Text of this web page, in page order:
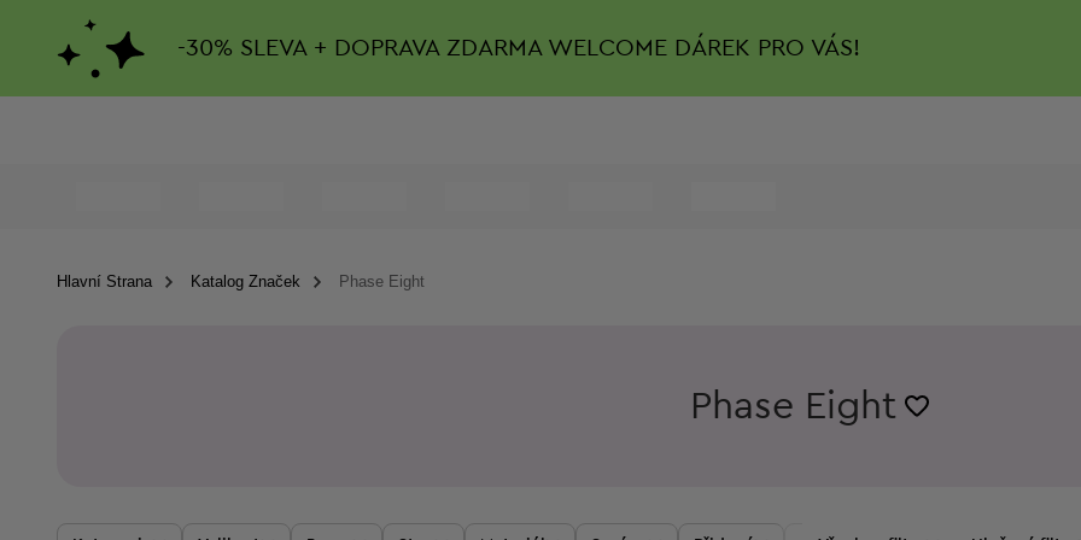
-30% SLEVA + DOPRAVA ZDARMAWELCOME DÁREK PRO VÁS!
Hlavní Strana Katalog Značek Phase Eight
Phase Eight